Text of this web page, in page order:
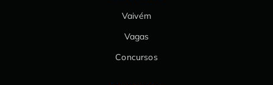
Vaivém
Vagas
Concursos